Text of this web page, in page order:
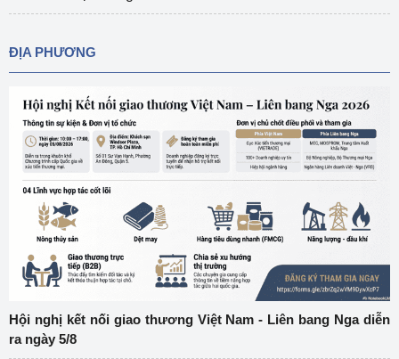
ĐỊA PHƯƠNG
Hội nghị kết nối giao thương Việt Nam - Liên bang Nga diễn
ra ngày 5/8